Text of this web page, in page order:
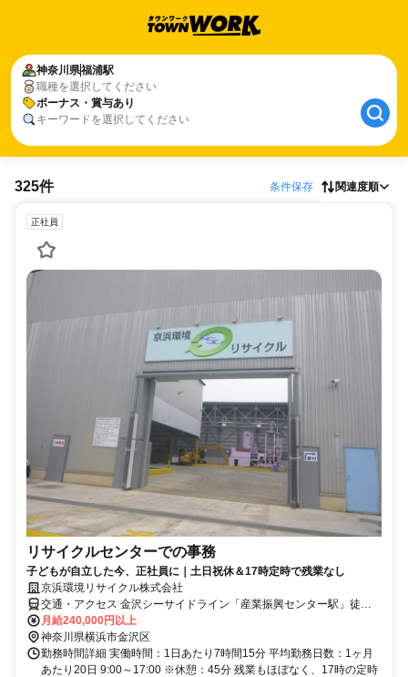
神奈川県福浦駅
職種を選択してください
ボーナス・賞与あり
キーワードを選択してください
325件 条件保存 関連度順
正社員
リサイクルセンターでの事務
子どもが自立した今、正社員に｜土日祝休＆17時定時で残業なし
京浜環境リサイクル株式会社
交通・アクセス 金沢シーサイドライン「産業振興センター駅」徒歩
10分 /【自転車通勤OK！・車通勤応相談！】 他にも「福浦駅」「幸
浦駅」「金沢文庫駅」「新杉田駅」「金沢八景駅」などからもアクセ
ス良好◎
月給240,000円以上
神奈川県横浜市金沢区
勤務時間詳細 実働時間：1日あたり7時間15分 平均勤務日数：1ヶ月
あたり20日 9:00～17:00 ※休憩：45分 残業もほぼなく、17時の定時